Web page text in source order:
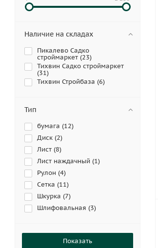
Наличие на складах
Пикалево Садко
строймаркет (23)
Тихвин Садко строймаркет
(31)
Тихвин Стройбаза (6)
Тип
бумага (12)
Диск (2)
Лист (8)
Лист наждачный (1)
Рулон (4)
Сетка (11)
Шкурка (7)
Шлифовальная (3)